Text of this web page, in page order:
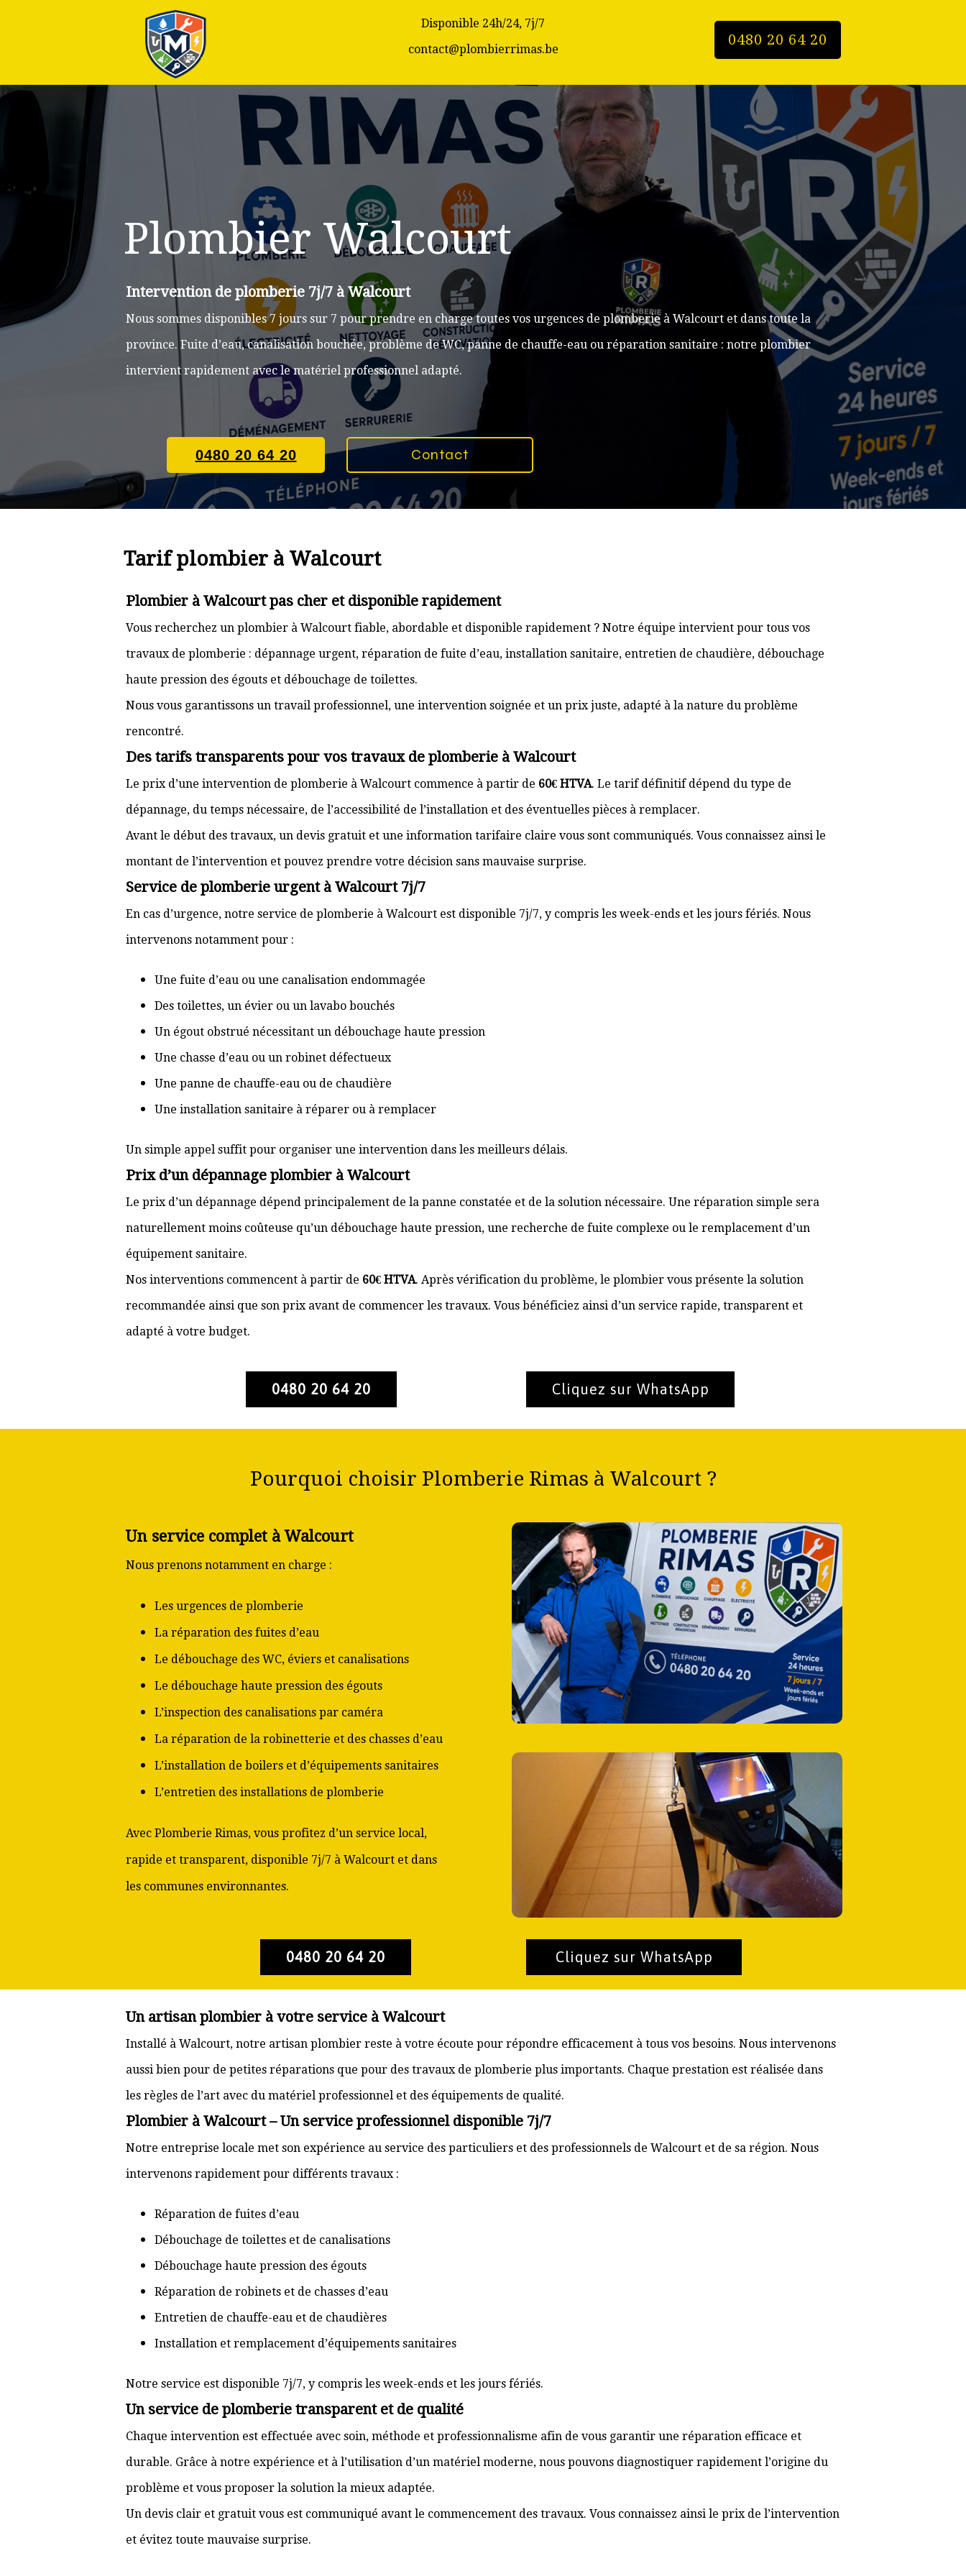
0480 20 64 20
Disponible 24h/24, 7j/7
contact@plombierrimas.be
Plombier Walcourt
Intervention de plomberie 7j/7 à Walcourt
Nous sommes disponibles 7 jours sur 7 pour prendre en charge toutes vos urgences de plomberie à Walcourt et dans toute la
province. Fuite d’eau, canalisation bouchée, problème de WC, panne de chauffe-eau ou réparation sanitaire : notre plombier
intervient rapidement avec le matériel professionnel adapté.
0480 20 64 20 Contact
Tarif plombier à Walcourt
Plombier à Walcourt pas cher et disponible rapidement
Vous recherchez un plombier à Walcourt fiable, abordable et disponible rapidement ? Notre équipe intervient pour tous vos
travaux de plomberie : dépannage urgent, réparation de fuite d’eau, installation sanitaire, entretien de chaudière, débouchage
haute pression des égouts et débouchage de toilettes.
Nous vous garantissons un travail professionnel, une intervention soignée et un prix juste, adapté à la nature du problème
rencontré.
Des tarifs transparents pour vos travaux de plomberie à Walcourt
Le prix d’une intervention de plomberie à Walcourt commence à partir de 60€ HTVA. Le tarif définitif dépend du type de
dépannage, du temps nécessaire, de l’accessibilité de l’installation et des éventuelles pièces à remplacer.
Avant le début des travaux, un devis gratuit et une information tarifaire claire vous sont communiqués. Vous connaissez ainsi le
montant de l’intervention et pouvez prendre votre décision sans mauvaise surprise.
Service de plomberie urgent à Walcourt 7j/7
En cas d’urgence, notre service de plomberie à Walcourt est disponible 7j/7, y compris les week-ends et les jours fériés. Nous
intervenons notamment pour :
Une fuite d’eau ou une canalisation endommagée
Des toilettes, un évier ou un lavabo bouchés
Un égout obstrué nécessitant un débouchage haute pression
Une chasse d’eau ou un robinet défectueux
Une panne de chauffe-eau ou de chaudière
Une installation sanitaire à réparer ou à remplacer
Un simple appel suffit pour organiser une intervention dans les meilleurs délais.
Prix d’un dépannage plombier à Walcourt
Le prix d’un dépannage dépend principalement de la panne constatée et de la solution nécessaire. Une réparation simple sera
naturellement moins coûteuse qu’un débouchage haute pression, une recherche de fuite complexe ou le remplacement d’un
équipement sanitaire.
Nos interventions commencent à partir de 60€ HTVA. Après vérification du problème, le plombier vous présente la solution
recommandée ainsi que son prix avant de commencer les travaux. Vous bénéficiez ainsi d’un service rapide, transparent et
adapté à votre budget.
0480 20 64 20 Cliquez sur WhatsApp
Pourquoi choisir Plomberie Rimas à Walcourt ?
Un service complet à Walcourt
Nous prenons notamment en charge :
Les urgences de plomberie
La réparation des fuites d’eau
Le débouchage des WC, éviers et canalisations
Le débouchage haute pression des égouts
L’inspection des canalisations par caméra
La réparation de la robinetterie et des chasses d’eau
L’installation de boilers et d’équipements sanitaires
L’entretien des installations de plomberie
Avec Plomberie Rimas, vous profitez d’un service local,
rapide et transparent, disponible 7j/7 à Walcourt et dans
les communes environnantes.
0480 20 64 20 Cliquez sur WhatsApp
Un artisan plombier à votre service à Walcourt
Installé à Walcourt, notre artisan plombier reste à votre écoute pour répondre efficacement à tous vos besoins. Nous intervenons
aussi bien pour de petites réparations que pour des travaux de plomberie plus importants. Chaque prestation est réalisée dans
les règles de l’art avec du matériel professionnel et des équipements de qualité.
Plombier à Walcourt – Un service professionnel disponible 7j/7
Notre entreprise locale met son expérience au service des particuliers et des professionnels de Walcourt et de sa région. Nous
intervenons rapidement pour différents travaux :
Réparation de fuites d’eau
Débouchage de toilettes et de canalisations
Débouchage haute pression des égouts
Réparation de robinets et de chasses d’eau
Entretien de chauffe-eau et de chaudières
Installation et remplacement d’équipements sanitaires
Notre service est disponible 7j/7, y compris les week-ends et les jours fériés.
Un service de plomberie transparent et de qualité
Chaque intervention est effectuée avec soin, méthode et professionnalisme afin de vous garantir une réparation efficace et
durable. Grâce à notre expérience et à l’utilisation d’un matériel moderne, nous pouvons diagnostiquer rapidement l’origine du
problème et vous proposer la solution la mieux adaptée.
Un devis clair et gratuit vous est communiqué avant le commencement des travaux. Vous connaissez ainsi le prix de l’intervention
et évitez toute mauvaise surprise.